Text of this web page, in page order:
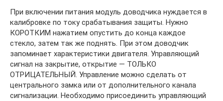
При включении питания модуль доводчика нуждается в
калибровке по току срабатывания защиты. Нужно
КОРОТКИМ нажатием опустить до конца каждое
стекло, затем так же поднять. При этом доводчик
запоминает характеристики двигателя. Управляющий
сигнал на закрытие, открытие — ТОЛЬКО
ОТРИЦАТЕЛЬНЫЙ. Управление можно сделать от
центрального замка или от дополнительного канала
сигнализации. Необходимо присоединить управляющий